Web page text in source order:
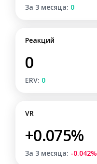
За 3 месяца: 0
Реакций
0
ERV: 0
VR
+0.075%
За 3 месяца: -0.042%